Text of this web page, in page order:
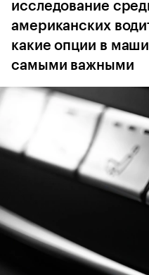
исследование
американских
какие опции в
самыми важными